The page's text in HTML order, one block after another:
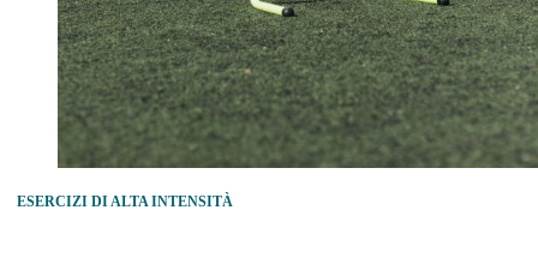
ESERCIZI DI ALTA INTENSITÀ